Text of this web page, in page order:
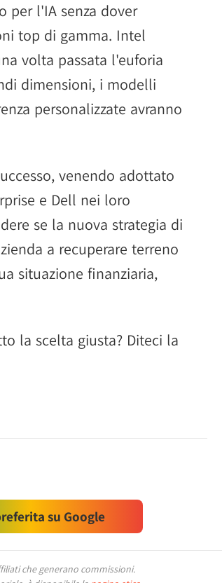
per l'IA senza dover
top di gamma. Intel
volta passata l'euforia
dimensioni, i modelli
personalizzate avranno
venendo adottato
e Dell nei loro
se la nuova strategia di
a recuperare terreno
situazione finanziaria,
la scelta giusta? Diteci la
su Google
che generano commissioni.